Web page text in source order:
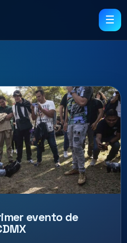
☰
evento de